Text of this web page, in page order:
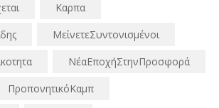
Καρπα
ΜείνετεΣυντονισμένοι
ΝέαΕποχήΣτηνΠροσφορά
ΠροπονητικόΚαμπ